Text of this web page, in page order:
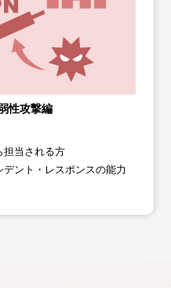
性攻撃編
担当される方
ント・レスポンスの能力